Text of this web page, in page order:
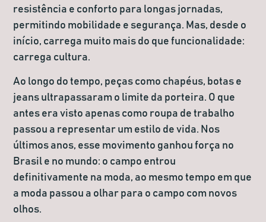
resistência e conforto para longas jornadas,
permitindo mobilidade e segurança. Mas, desde o
início, carrega muito mais do que funcionalidade:
carrega cultura.
Ao longo do tempo, peças como chapéus, botas e
jeans ultrapassaram o limite da porteira. O que
antes era visto apenas como roupa de trabalho
passou a representar um estilo de vida. Nos
últimos anos, esse movimento ganhou força no
Brasil e no mundo: o campo entrou
definitivamente na moda, ao mesmo tempo em que
a moda passou a olhar para o campo com novos
olhos.